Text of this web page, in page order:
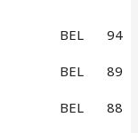
BEL 94
BEL 89
BEL 88